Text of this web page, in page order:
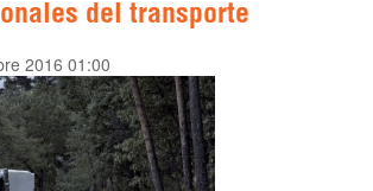
del transporte
2016 01:00